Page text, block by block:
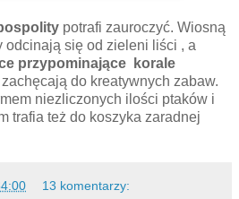
potrafi zauroczyć. Wiosną
odcinają się od zieleni liści , a
przypominające korale
do kreatywnych zabaw.
niezliczonych ilości ptaków i
trafia też do koszyka zaradnej
13 komentarzy: